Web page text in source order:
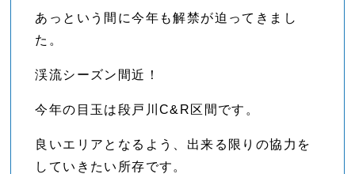
あっという間に今年も解禁が迫ってきまし
た。
渓流シーズン間近！
今年の目玉は段戸川C&R区間です。
良いエリアとなるよう、出来る限りの協力を
していきたい所存です。